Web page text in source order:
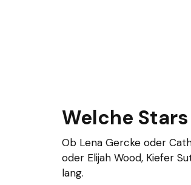
Welche
Ob Lena Gercke oder
oder Elijah Wood, Kiefer
lang.